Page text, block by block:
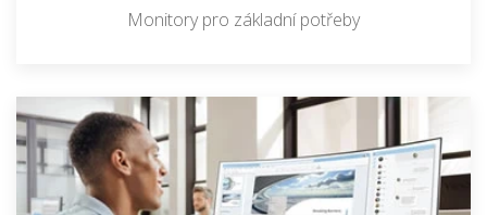
Monitory pro základní potřeby